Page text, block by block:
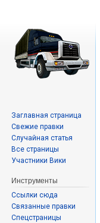
Заглавная страница
Свежие правки
Случайная статья
Все страницы
Участники Вики
Инструменты
Ссылки сюда
Связанные правки
Спецстраницы